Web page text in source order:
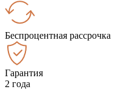
Беспроцентная рассрочка
Гарантия
2 года